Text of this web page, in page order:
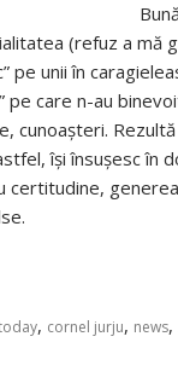
(refuz a mă
pe unii în
pe care n-au
cunoaşteri. Rezultă
îşi însuşesc în
certitudine,
, cornel jurju, news,